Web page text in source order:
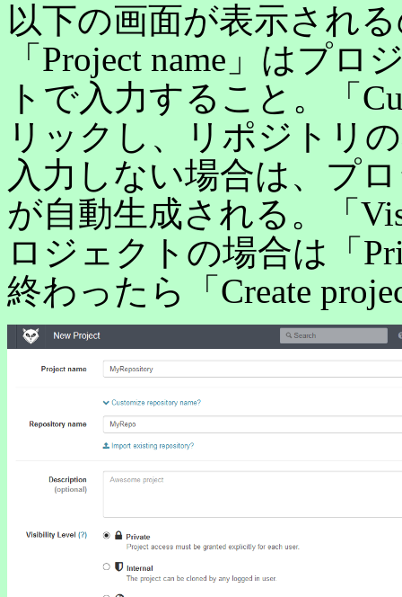
以下の画面が表示され
「Project name」はプ
トで入力すること。「
リックし、リポジトリ
入力しない場合は、プ
が自動生成される。「
ロジェクトの場合は「
終わったら「Create